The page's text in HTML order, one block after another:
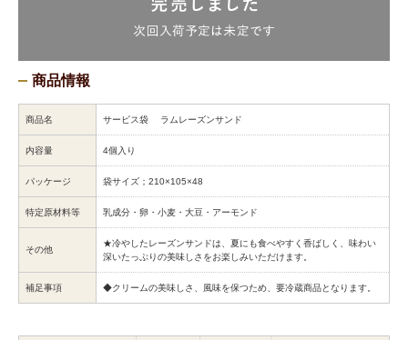
商品情報
商品名 サービス袋 ラムレーズンサンド
内容量 4個入り
パッケージ 袋サイズ；210×105×48
特定原材料等 乳成分・卵・小麦・大豆・アーモンド
その他
★冷やしたレーズンサンドは、夏にも食べやすく香ばしく、味わい
深いたっぷりの美味しさをお楽しみいただけます。
補足事項 ◆クリームの美味しさ、風味を保つため、要冷蔵商品となります。